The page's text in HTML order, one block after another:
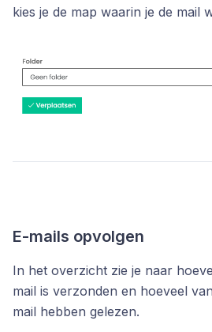
kies je de map waarin je de mail
E-mails opvolgen
In het overzicht zie je naar
mail is verzonden en hoeveel
mail hebben gelezen.